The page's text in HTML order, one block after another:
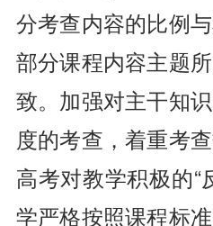
分考查内容的比例
部分课程内容主题
致。加强对主干知
度的考查，着重考
高考对教学积极的“
学严格按照课程标